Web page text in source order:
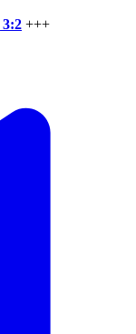
3:2 +++